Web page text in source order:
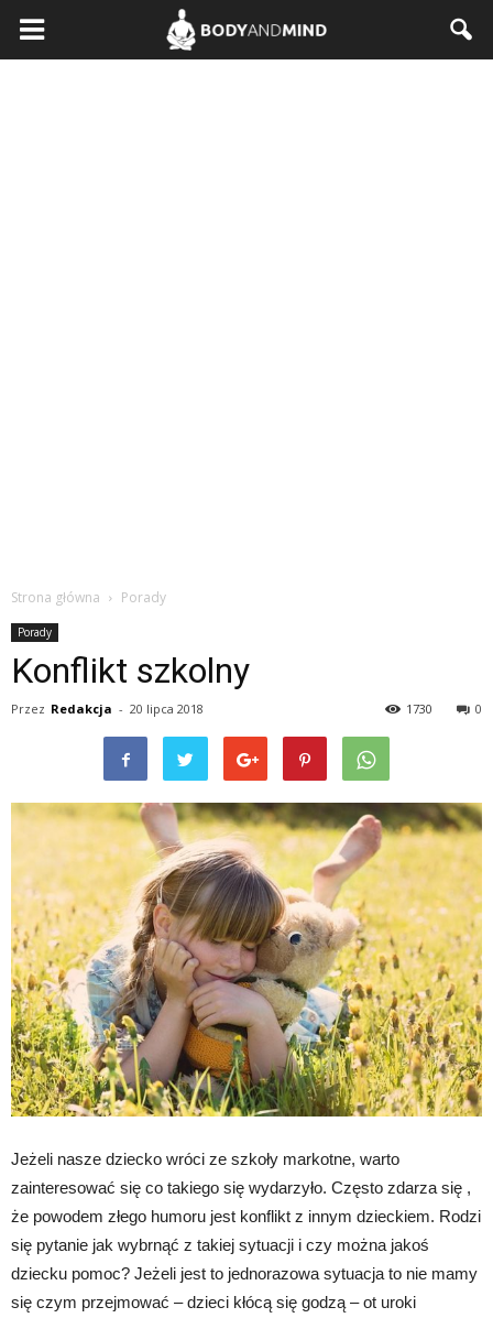
BodyAndMind.pl
Strona główna Porady
Porady
Konflikt szkolny
Przez Redakcja - 20 lipca 2018 0
1730
Jeżeli nasze dziecko wróci ze szkoły markotne, warto
zainteresować się co takiego się wydarzyło. Często zdarza się ,
że powodem złego humoru jest konflikt z innym dzieckiem. Rodzi
się pytanie jak wybrnąć z takiej sytuacji i czy można jakoś
dziecku pomoc? Jeżeli jest to jednorazowa sytuacja to nie mamy
się czym przejmować – dzieci kłócą się godzą – ot uroki